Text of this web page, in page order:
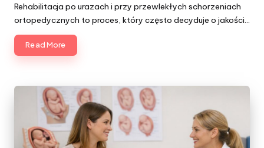
Rehabilitacja po urazach i przy przewlekłych schorzeniach
ortopedycznych to proces, który często decyduje o jakości…
Read More